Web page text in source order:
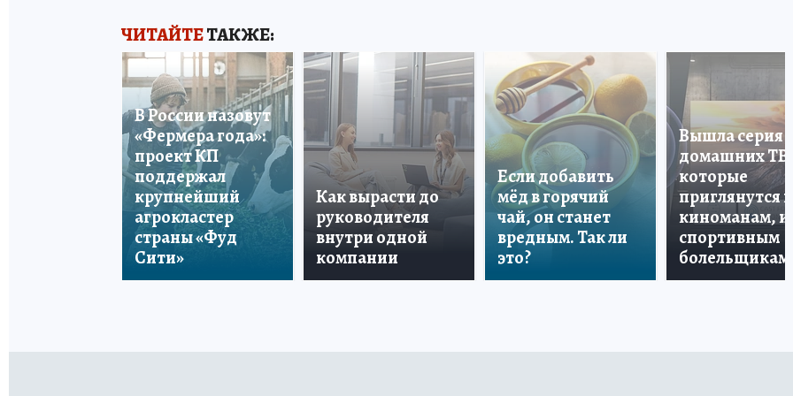
ЧИТАЙТЕТАКЖЕ:
В России назовут
«Фермера года»:
проект КП
поддержал
крупнейший
агрокластер
страны «Фуд
Сити»
Как вырасти до
руководителя
внутри одной
компании
Если добавить
мёд в горячий
чай, он станет
вредным. Так ли
это?
Вышла серия
домашних ТВ,
которые
приглянутся и
киноманам, и
спортивным
болельщикам